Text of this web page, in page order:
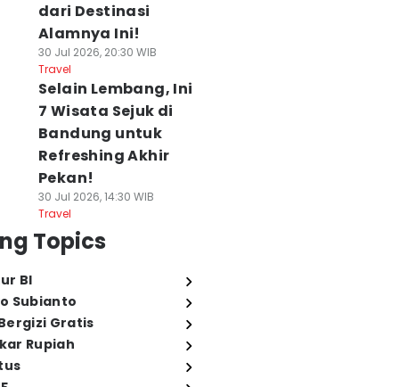
dari Destinasi
Alamnya Ini!
30 Jul 2026, 20:30 WIB
Travel
Selain Lembang, Ini
7 Wisata Sejuk di
Bandung untuk
Refreshing Akhir
Pekan!
30 Jul 2026, 14:30 WIB
Travel
Topics
BI
Subianto
Gratis
Rupiah